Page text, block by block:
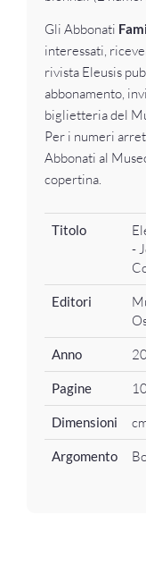
Gli Abbonati
interessati,
rivista Eleusis
abbonamento,
biglietteria del
Per i numeri
Abbonati al
copertina.
Titolo
-
Editori
Anno
Pagine
Dimensioni
Argomento